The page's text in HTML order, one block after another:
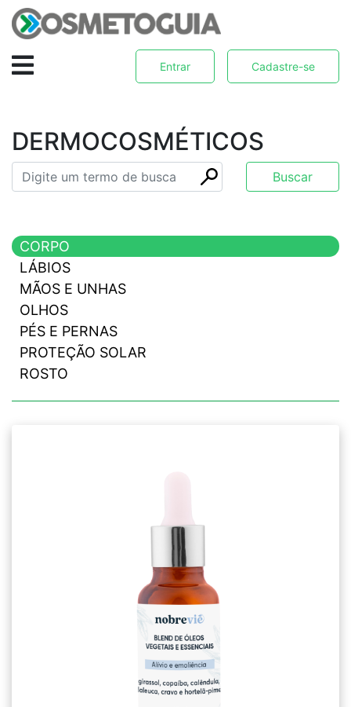
Entrar Cadastre-se
DERMOCOSMÉTICOS
CORPO
LÁBIOS
MÃOS E UNHAS
OLHOS
PÉS E PERNAS
PROTEÇÃO SOLAR
ROSTO